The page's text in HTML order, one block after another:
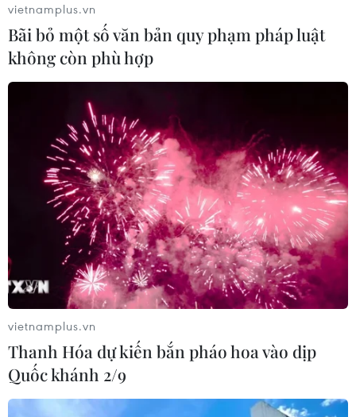
vietnamplus.vn
Bãi bỏ một số văn bản quy phạm pháp luật
không còn phù hợp
vietnamplus.vn
Thanh Hóa dự kiến bắn pháo hoa vào dịp
Quốc khánh 2/9